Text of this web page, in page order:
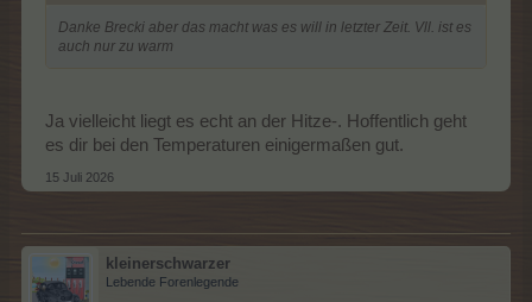
Danke Brecki aber das macht was es will in letzter Zeit. Vll. ist es
auch nur zu warm
Ja vielleicht liegt es echt an der Hitze-. Hoffentlich geht
es dir bei den Temperaturen einigermaßen gut.
15 Juli 2026
kleinerschwarzer
Lebende Forenlegende